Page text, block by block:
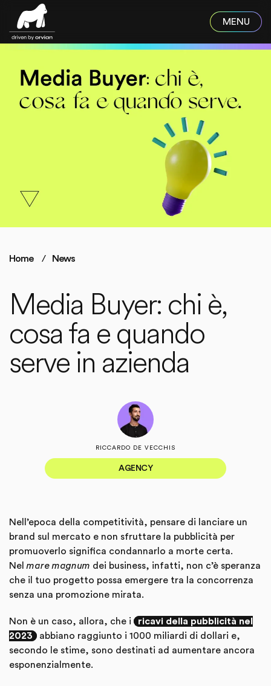
Skip to main content
Home News
Media Buyer: chi è,
cosa fa e quando
serve in azienda
RICCARDO DE VECCHIS
AGENCY
Nell’epoca della competitività, pensare di lanciare un
brand sul mercato e non sfruttare la pubblicità per
promuoverlo significa condannarlo a morte certa.
Nelmare magnum dei business, infatti, non c’è speranza
che il tuo progetto possa emergere tra la concorrenza
senza una promozione mirata.
Non è un caso, allora, che i
ricavi della pubblicità nel
2023
abbiano raggiunto i 1000 miliardi di dollari e,
secondo le stime, sono destinati ad aumentare ancora
esponenzialmente.